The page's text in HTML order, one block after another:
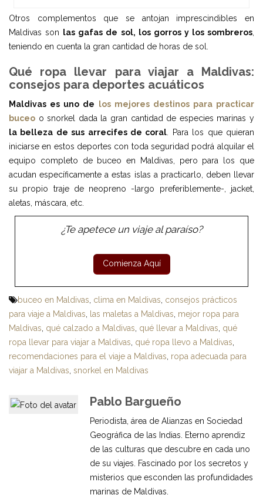
Otros complementos que se antojan imprescindibles en
Maldivas son las gafas de sol, los gorros y los sombreros,
teniendo en cuenta la gran cantidad de horas de sol.
Qué ropa llevar para viajar a Maldivas:
consejos para deportes acuáticos
Maldivas es uno de los mejores destinos para practicar
buceo o snorkel dada la gran cantidad de especies marinas y
la belleza de sus arrecifes de coral. Para los que quieran
iniciarse en estos deportes con toda seguridad podrá alquilar el
equipo completo de buceo en Maldivas, pero para los que
acudan específicamente a estas islas a practicarlo, deben llevar
su propio traje de neopreno -largo preferiblemente-, jacket,
aletas, máscara, etc.
¿Te apetece un viaje al paraíso?
buceo en Maldivas, clima en Maldivas, consejos prácticos
para viaje a Maldivas, las maletas a Maldivas, mejor ropa para
Maldivas, qué calzado a Maldivas, qué llevar a Maldivas, qué
ropa llevar para viajar a Maldivas, qué ropa llevo a Maldivas,
recomendaciones para el viaje a Maldivas, ropa adecuada para
viajar a Maldivas, snorkel en Maldivas
Pablo Bargueño
Periodista, área de Alianzas en Sociedad
Geográfica de las Indias. Eterno aprendiz
de las culturas que descubre en cada uno
de su viajes. Fascinado por los secretos y
misterios que esconden las profundidades
marinas de Maldivas.